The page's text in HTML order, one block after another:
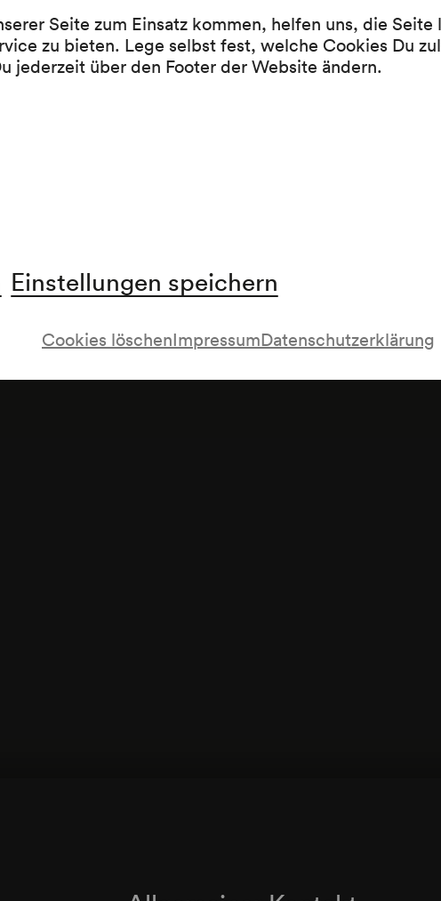
Seite zum Einsatz kommen, helfen uns, die Seite
zu bieten. Lege selbst fest, welche Cookies Du
jederzeit über den Footer der Website ändern.
Einstellungen speichern
Cookies löschenImpressumDatenschutzerklärung